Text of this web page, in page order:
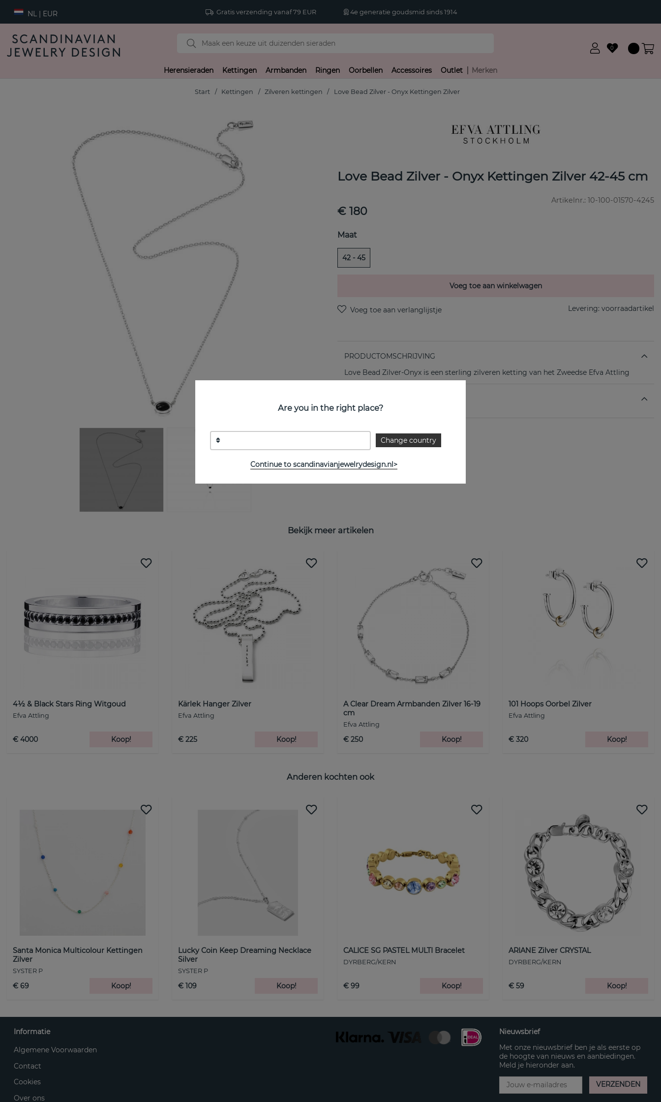
NL | EUR Gratis verzending vanaf 79 EUR 4e generatie goudsmid sinds 1914
0
Herensieraden Kettingen Armbanden Ringen Oorbellen Accessoires Outlet Merken
Start Kettingen Zilveren kettingen Love Bead Zilver - Onyx Kettingen Zilver
Love Bead Zilver - Onyx Kettingen Zilver 42-45 cm
Artikelnr.: 10-100-01570-4245
€ 180
Maat
42 - 45
Voeg toe aan winkelwagen
Levering: voorraadartikel
PRODUCTOMSCHRIJVING
Love Bead Zilver-Onyx is een sterling zilveren ketting van het Zweedse Efva Attling
Bekijk meer artikelen
4½ & Black Stars Ring Witgoud
Efva Attling
€ 4000 Koop!
Kärlek Hanger Zilver
Efva Attling
€ 225 Koop!
A Clear Dream Armbanden Zilver 16-19
cm
Efva Attling
€ 250 Koop!
101 Hoops Oorbel Zilver
Efva Attling
€ 320 Koop!
Anderen kochten ook
Santa Monica Multicolour Kettingen
Zilver
SYSTER P
€ 69 Koop!
Lucky Coin Keep Dreaming Necklace
Silver
SYSTER P
€ 109 Koop!
CALICE SG PASTEL MULTI Bracelet
DYRBERG/KERN
€ 99 Koop!
ARIANE Zilver CRYSTAL
DYRBERG/KERN
€ 59 Koop!
Are you in the right place?
Change country
Continue to scandinavianjewelrydesign.nl>
Informatie
Algemene Voorwaarden
Contact
Cookies
Over ons
Nieuwsbrief
Met onze nieuwsbrief ben je als eerste op
de hoogte van nieuws en aanbiedingen.
Meld je hieronder aan.
VERZENDEN